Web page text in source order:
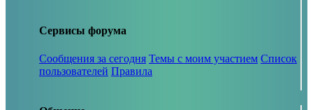
Сервисы форума
Сообщения за сегодня Темы с моим участием Список
пользователей Правила